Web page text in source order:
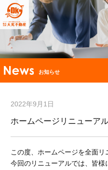
お知らせ
2022年9月1日
ホームページリニューア
この度、ホームページを全面リ
今回のリニューアルでは、皆